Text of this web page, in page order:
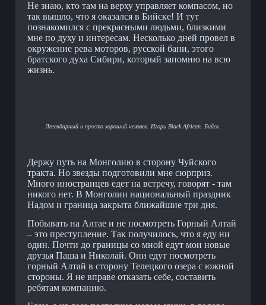
Не знаю, кто там на верху управляет компасом, но
так вышло, что я оказался в Бийске! И тут
познакомился с прекрасными людьми, близкими
мне по духу и интересам. Несколько дней провел в
окружение рева моторов, русской бани, этого
братского духа Сибири, который запомню на всю
жизнь.
Легендарный и просто хороший человек. Игорь Black African. Бийск.
Держу путь на Монголию в сторону Чуйского
тракта. Но звезды подготовили мне сюрприз.
Много иностранцев едет на встречу, говорят - там
никого нет. В Монголии национальный праздник
Надом и граница закрыта ближайшие три дня.
Побывать на Алтае и не посмотреть Горный Алтай
– это преступление. Так получилось, что я еду ни
один. Почти до границы со мной едут мои новые
друзья Паша и Николай. Они едут посмотреть
горный Алтай в сторону Телецкого озера с южной
стороны. Я не вправе отказать себе, составить
ребятам компанию.